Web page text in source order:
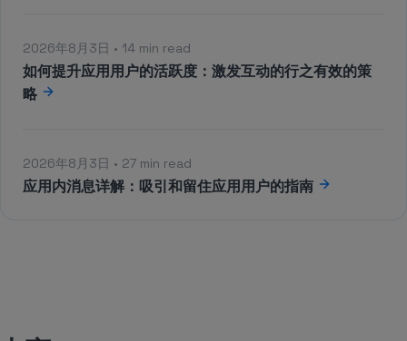
2026年8月3日 • 14 min read
如何提升应用用户的活跃度：激发互动的行之有效的策
略
2026年8月3日 • 27 min read
应用内消息详解：吸引和留住应用用户的指南